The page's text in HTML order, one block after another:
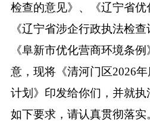
检查的意见》、
《辽宁省
《辽宁省涉企行政执法检查
《阜新市优化营商环境条例
意，现将《清河门 区2026年
计划》印发给你们，并就执
如下要求，请认真贯彻落实